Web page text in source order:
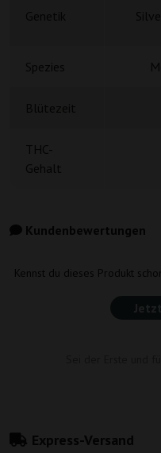
Spezies
THC-
Gehalt
Kundenbewertungen
Kennst du dieses Produkt
Express-Versand